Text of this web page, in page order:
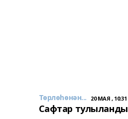
Төрлөһөнән... 20 МАЯ , 10:31
Сафтар тулыланды